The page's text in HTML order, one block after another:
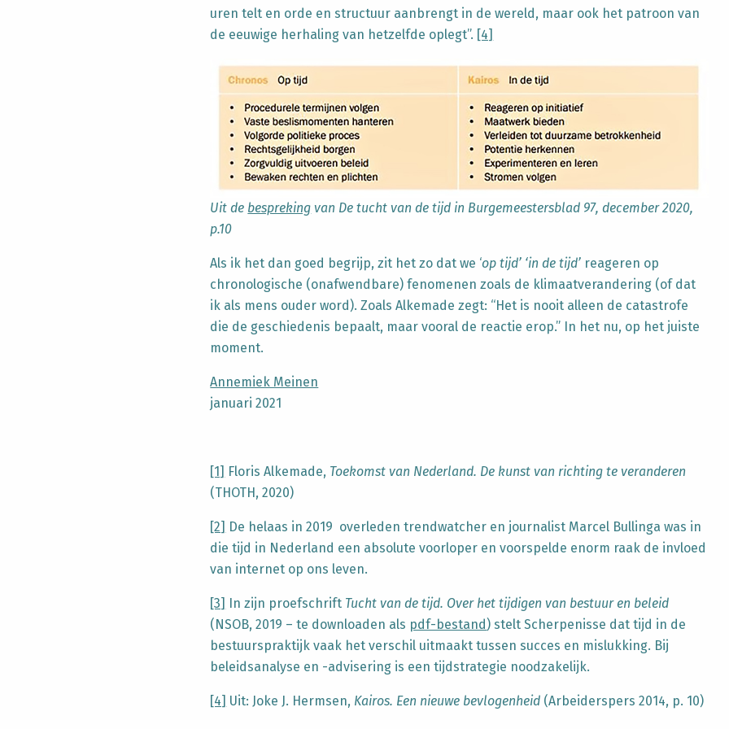
uren telt en orde en structuur aanbrengt in de wereld, maar ook het patroon van
de eeuwige herhaling van hetzelfde oplegt”. [4]
Uit de bespreking van De tucht van de tijd in Burgemeestersblad 97, december 2020,
p.10
Als ik het dan goed begrijp, zit het zo dat we ‘op tijd’ ‘in de tijd’ reageren op
chronologische (onafwendbare) fenomenen zoals de klimaatverandering (of dat
ik als mens ouder word). Zoals Alkemade zegt: “Het is nooit alleen de catastrofe
die de geschiedenis bepaalt, maar vooral de reactie erop.” In het nu, op het juiste
moment.
Annemiek Meinen
januari 2021
[1] Floris Alkemade, Toekomst van Nederland. De kunst van richting te veranderen
(THOTH, 2020)
[2] De helaas in 2019 overleden trendwatcher en journalist Marcel Bullinga was in
die tijd in Nederland een absolute voorloper en voorspelde enorm raak de invloed
van internet op ons leven.
[3] In zijn proefschrift Tucht van de tijd. Over het tijdigen van bestuur en beleid
(NSOB, 2019 – te downloaden als pdf-bestand) stelt Scherpenisse dat tijd in de
bestuurspraktijk vaak het verschil uitmaakt tussen succes en mislukking. Bij
beleidsanalyse en -advisering is een tijdstrategie noodzakelijk.
[4] Uit: Joke J. Hermsen, Kairos. Een nieuwe bevlogenheid (Arbeiderspers 2014, p. 10)